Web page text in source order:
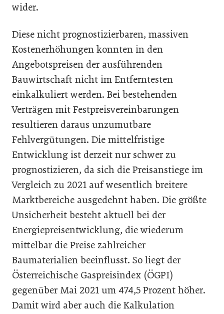
wider.
Diese nicht prognostizierbaren, massiven
Kostenerhöhungen konnten in den
Angebotspreisen der ausführenden
Bauwirtschaft nicht im Entferntesten
einkalkuliert werden. Bei bestehenden
Verträgen mit Festpreisvereinbarungen
resultieren daraus unzumutbare
Fehlvergütungen. Die mittel­fristige
Entwicklung ist derzeit nur schwer zu
prognostizieren, da sich die Preis­anstiege im
Vergleich zu 2021 auf wesentlich breitere
Marktbereiche ausgedehnt haben. Die größte
Unsicherheit besteht aktuell bei der
Energiepreisentwicklung, die wiederum
mittelbar die Preise zahlreicher
Baumaterialien beeinflusst. So liegt der
Österreichische Gaspreisindex (ÖGPI)
gegenüber Mai 2021 um 474,5 Prozent höher.
Damit wird aber auch die Kalkulation